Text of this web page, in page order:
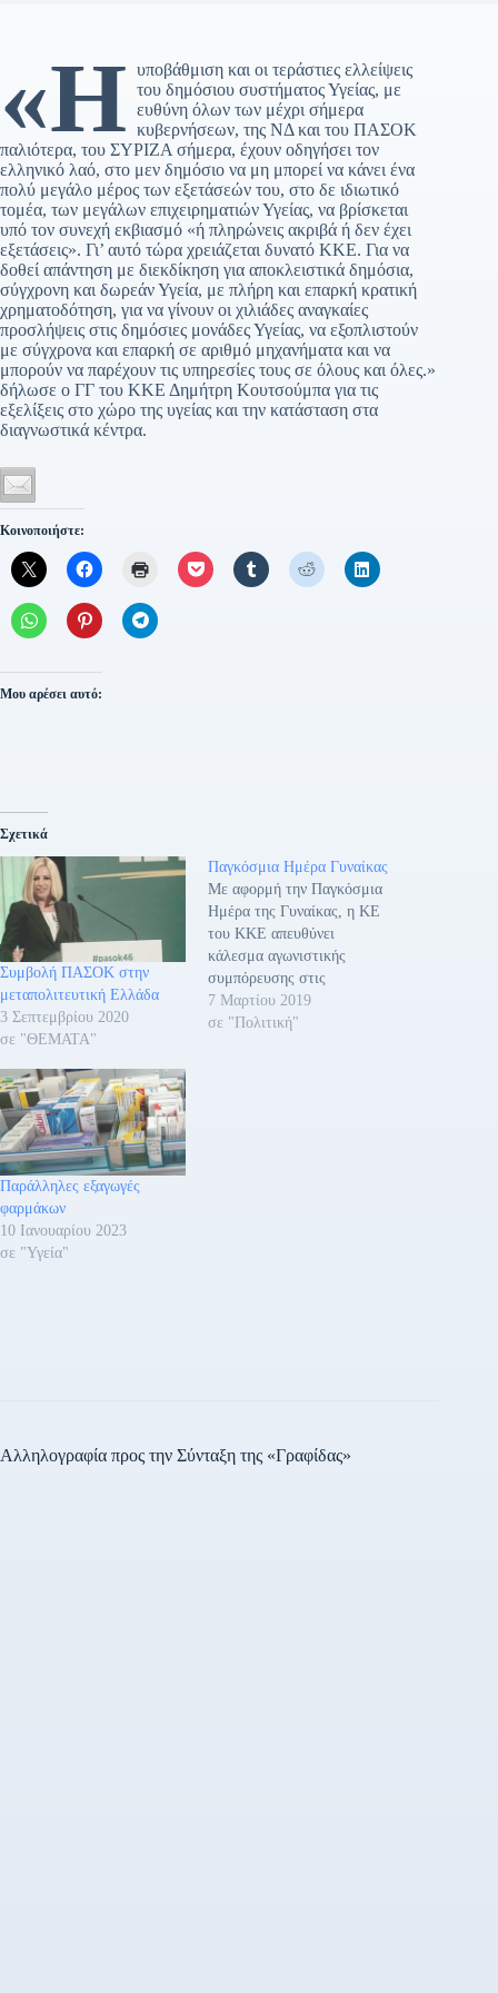
«Η υποβάθμιση και οι τεράστιες ελλείψεις
του δημόσιου συστήματος Υγείας, με
ευθύνη όλων των μέχρι σήμερα
κυβερνήσεων, της ΝΔ και του ΠΑΣΟΚ
παλιότερα, του ΣΥΡΙΖΑ σήμερα, έχουν οδηγήσει τον
ελληνικό λαό, στο μεν δημόσιο να μη μπορεί να κάνει ένα
πολύ μεγάλο μέρος των εξετάσεών του, στο δε ιδιωτικό
τομέα, των μεγάλων επιχειρηματιών Υγείας, να βρίσκεται
υπό τον συνεχή εκβιασμό «ή πληρώνεις ακριβά ή δεν έχει
εξετάσεις». Γι’ αυτό τώρα χρειάζεται δυνατό ΚΚΕ. Για να
δοθεί απάντηση με διεκδίκηση για αποκλειστικά δημόσια,
σύγχρονη και δωρεάν Υγεία, με πλήρη και επαρκή κρατική
χρηματοδότηση, για να γίνουν οι χιλιάδες αναγκαίες
προσλήψεις στις δημόσιες μονάδες Υγείας, να εξοπλιστούν
με σύγχρονα και επαρκή σε αριθμό μηχανήματα και να
μπορούν να παρέχουν τις υπηρεσίες τους σε όλους και όλες.»
δήλωσε ο ΓΓ του ΚΚΕ Δημήτρη Κουτσούμπα για τις
εξελίξεις στο χώρο της υγείας και την κατάσταση στα
διαγνωστικά κέντρα.
Κοινοποιήστε:
Μου αρέσει αυτό:
Σχετικά
Συμβολή ΠΑΣΟΚ στην
μεταπολιτευτική Ελλάδα
3 Σεπτεμβρίου 2020
σε "ΘΕΜΑΤΑ"
Παγκόσμια Ημέρα Γυναίκας
Με αφορμή την Παγκόσμια
Ημέρα της Γυναίκας, η ΚΕ
του ΚΚΕ απευθύνει
κάλεσμα αγωνιστικής
συμπόρευσης στις
εργαζόμενες στο δημόσιο ή
ιδιωτικό τομέα, στις
7 Μαρτίου 2019
σε "Πολιτική"
Παράλληλες εξαγωγές
φαρμάκων
10 Ιανουαρίου 2023
σε "Υγεία"
Αλληλογραφία προς την Σύνταξη της «Γραφίδας»